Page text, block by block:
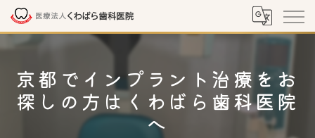
京都でインプラント治療をお
探しの方はくわばら歯科医院
へ